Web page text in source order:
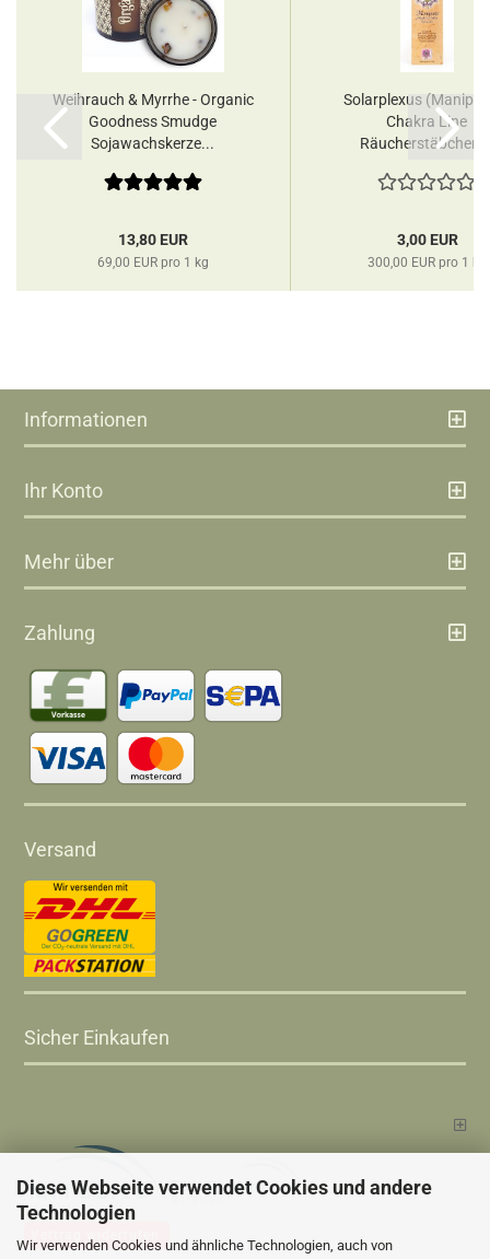
Diese Webseite verwendet Cookies und andere
Technologien
Wir verwenden Cookies und ähnliche Technologien, auch von
Weihrauch & Myrrhe - Organic
Goodness Smudge
Sojawachskerze...
13,80 EUR
69,00 EUR pro 1 kg
Solarplexus
Chakra Line
3,00 EUR
300,00 EUR pro 1 kg
Informationen
Ihr Konto
Mehr über
Zahlung
Versand
Sicher Einkaufen